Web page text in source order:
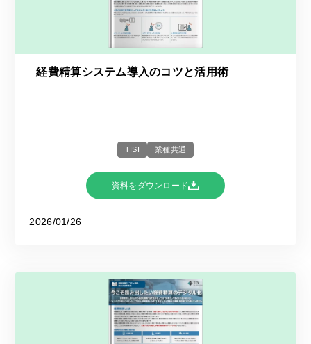
経費精算システム導入のコツと活用術
TISI 業種共通
資料をダウンロード
2026/01/26